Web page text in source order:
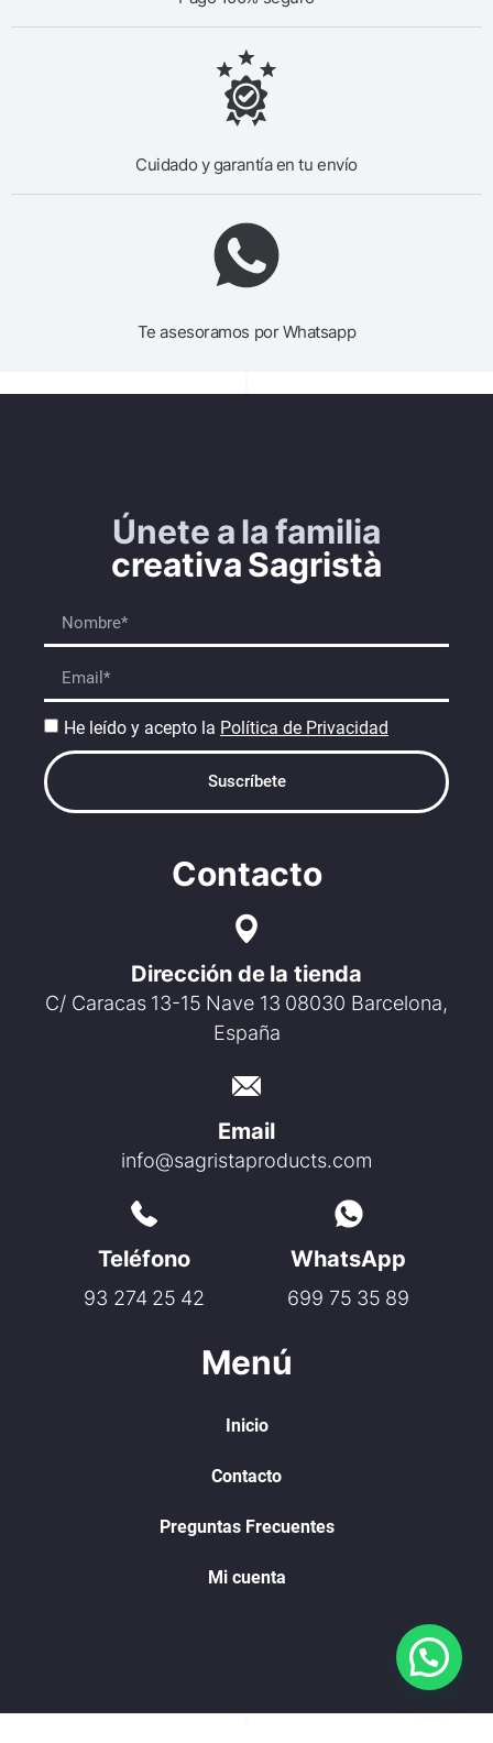
Cuidado y garantía en tu envío
Te asesoramos por Whatsapp
Únete a la familia
creativa Sagristà
He leído y acepto la Política de Privacidad
Suscríbete
Contacto
Dirección de la tienda
C/ Caracas 13-15 Nave 13 08030 Barcelona,
España
Email
info@sagristaproducts.com
Teléfono
93 274 25 42
WhatsApp
699 75 35 89
Menú
Inicio
Contacto
Preguntas Frecuentes
Mi cuenta